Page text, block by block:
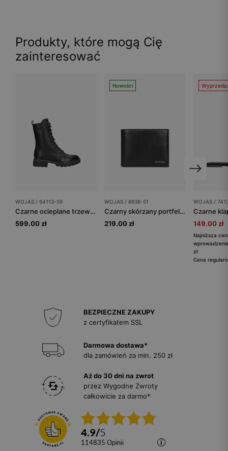
Produkty, które mogą Cię
zainteresować
WOJAS / 64113-59
Czarne ocieplane trzewiki damskie ze skóry licowej
599.00 zł
Nowości
WOJAS / 8938-51
Czarny skórzany portfel męski z metalowym logo
219.00 zł
WOJAS /
149.00 zł
Najniższa
zł
Cena
BEZPIECZNE ZAKUPY
z certyfikatem SSL
Darmowa dostawa*
dla zamówień za min. 250 zł
Aż do 30 dni na zwrot
przez Wygodne Zwroty
całkowicie za darmo*
4.9/5
114835 opinii